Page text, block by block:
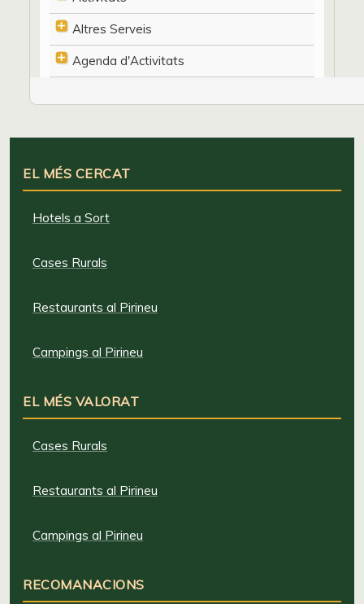
Altres Serveis
Agenda d'Activitats
EL MÉS CERCAT
Hotels a Sort
Cases Rurals
Restaurants al Pirineu
Campings al Pirineu
EL MÉS VALORAT
Cases Rurals
Restaurants al Pirineu
Campings al Pirineu
RECOMANACIONS